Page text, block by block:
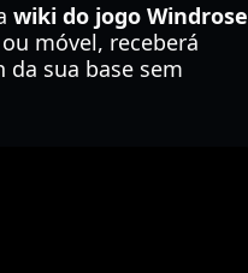
wiki do jogo Windrose
móvel, receberá
sua base sem